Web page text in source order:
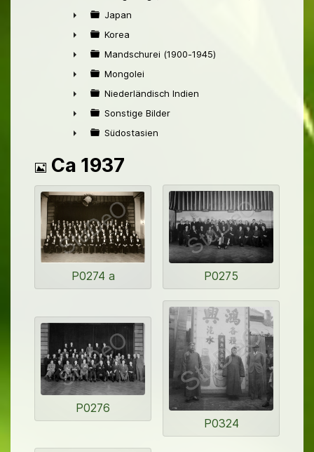
►
►
Japan
►
Korea
►
Mandschurei (1900-1945)
►
Mongolei
►
Niederländisch Indien
►
Sonstige Bilder
Südostasien
Bild
Ca 1937
P0274 a P0275
P0276
P0324